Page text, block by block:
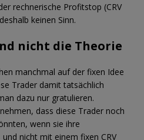
rechnerische Profitstop (CRV
keinen Sinn.
nicht die Theorie
manchmal auf der fixen Idee
Trader damit tatsächlich
dazu nur gratulieren.
dass diese Trader noch
wenn sie ihre
nicht mit einem fixen CRV